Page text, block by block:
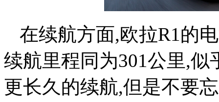
在续航方面,欧拉R1的
续航里程同为301公里,
更长久的续航,但是不要